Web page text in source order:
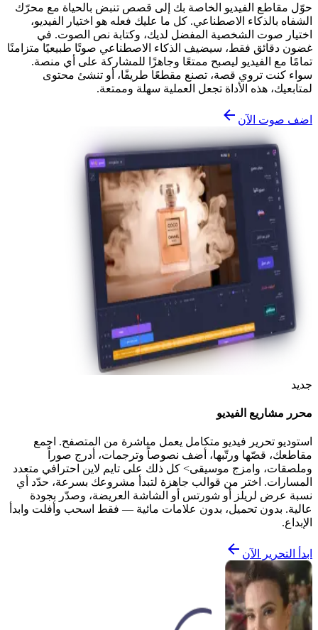
حوّل مقاطع الفيديو الخاصة بك إلى قصص تنبض بالحياة مع محرّك
الشفاه بالذكاء الاصطناعي. كل ما عليك فعله هو اختيار الفيديو،
اختيار صوت الشخصية المفضل لديك، وكتابة نص الصوت. في
غضون دقائق فقط، سيضيف الذكاء الاصطناعي صوتًا طبيعيًا متزامنًا
تمامًا مع الفيديو ليصبح ممتعًا وجاهزًا للمشاركة على أي منصة.
سواء كنت تروي قصة، تصنع مقطعًا طريفًا، أو تنشئ محتوى
لمتابعيك، هذه الأداة تجعل العملية سهلة وممتعة.
اضف صوت الآن
جديد
محرر مشاريع الفيديو
استوديو تحرير فيديو متكامل يعمل مباشرة من المتصفح. اجمع
مقاطعك، قصّها ورتّبها، أضف نصوصاً وترجمات، أدرج صوراً
وملصقات، وامزج موسيقى> كل ذلك على تايم لاين احترافي متعدد
المسارات. اختر من قوالب جاهزة لتبدأ مشروعك بسرعة، حدّد أي
نسبة عرض لريلز أو شورتس أو الشاشة العريضة، وصدّر بجودة
عالية. بدون تحميل، بدون علامات مائية — فقط اسحب وأفلت وابدأ
الإبداع.
ابدأ التحرير الآن